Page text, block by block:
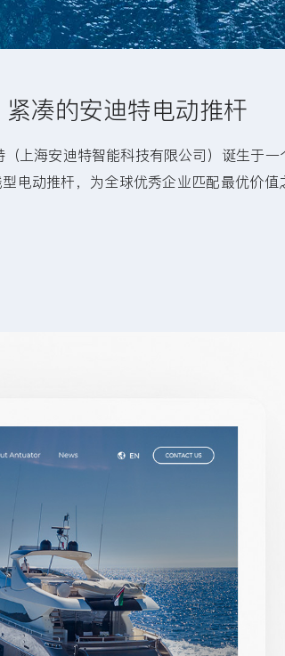
凑的安迪特电动推杆
（上海安迪特智能科技有限公司）诞生于一
电动推杆，为全球优秀企业匹配最优价